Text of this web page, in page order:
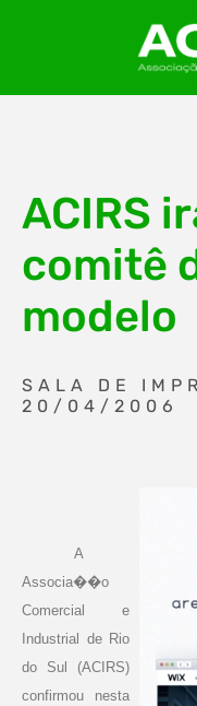
ACIRS
comitê
modelo
SALA DE
20/04/2006
A
Associa��o
Comercial e
Industrial de Rio
do Sul (ACIRS)
confirmou nesta